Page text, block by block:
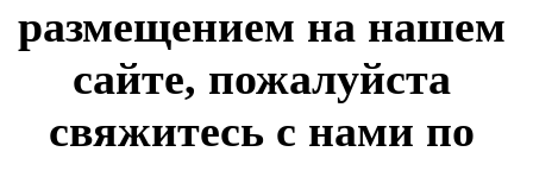
размещением на нашем
сайте, пожалуйста
свяжитесь с нами по